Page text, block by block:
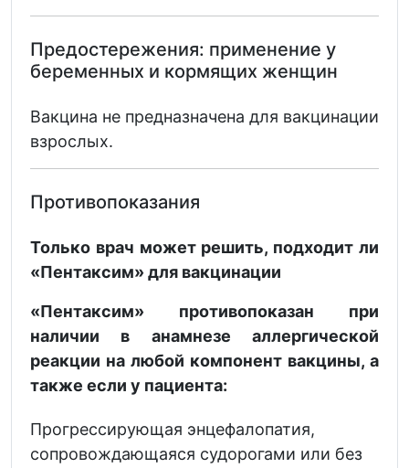
Предостережения: применение у
беременных и кормящих женщин
Вакцина не предназначена для вакцинации
взрослых.
Противопоказания
Только врач может решить, подходит ли
«Пентаксим» для вакцинации
«Пентаксим» противопоказан при
наличии в анамнезе аллергической
реакции на любой компонент вакцины, а
также если у пациента:
Прогрессирующая энцефалопатия,
сопровождающаяся судорогами или без